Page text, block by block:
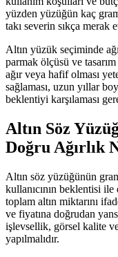
yüzden yüzüğün kaç
takı severin sıkça merak
Altın yüzük seçiminde
parmak ölçüsü ve
ağır veya hafif olması
sağlaması, uzun yıllar
beklentiyi karşılaması
Altın Söz
Doğru Ağırlık
Altın söz yüzüğünün
kullanıcının beklentisi
toplam altın miktarını
ve fiyatına doğrudan
işlevsellik, görsel kalite
yapılmalıdır.